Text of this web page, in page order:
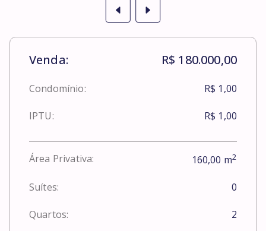
Venda: R$ 180.000,00
Condomínio: R$ 1,00
IPTU: R$ 1,00
Área Privativa: 160,00 m2
Suítes: 0
Quartos: 2